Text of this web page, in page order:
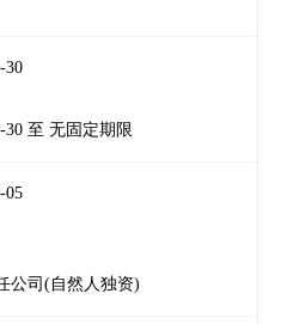
30
30 至 无固定期限
05
公司(自然人独资)